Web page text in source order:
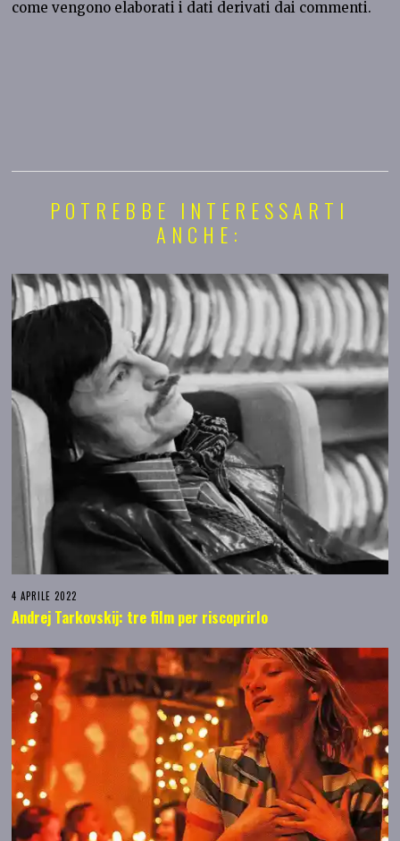
come vengono elaborati i dati derivati dai commenti.
POTREBBE INTERESSARTI
ANCHE:
4 APRILE 2022
Andrej Tarkovskij: tre film per riscoprirlo